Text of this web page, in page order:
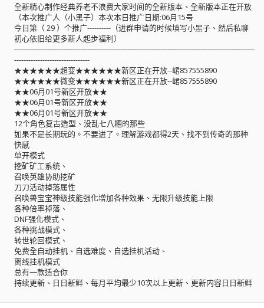
全新精心制作经典养老不浪费大家时间的全新版本、全新版本正在开放
（本次推广人（小黑子）本次本日推广日期:06月15号
今日第（ 29 ）个推广----------（进群申请的时候填写小黑子、然后私聊
初心依旧给更多新人起步福利）
------------------------------------------------------------------------------------------------------
--------------------------------
★★★★★★超变★★★★★★新区正在开放--峮857555890
★★★★★★微变★★★★★★新区正在开放--峮857555890
★★06月01号新区开放★★
★★06月01号新区开放★★
★★06月01号新区开放★★
12个角色复古造型、没乱七八糟的那些
如果不是长期玩的。不要进了。理解游戏都得2天、找不到传奇的那种
快感
单开模式
挖矿矿工系统、
召唤英雄协助挖矿
刀刀活动掉落属性
召唤兽宝宝神级技能强化增加各种效果、无限升级技能上限
各种倍率掉落、
DNF强化模式、
各种挑战模式、
转世轮回模式、
免费全自动挂机、自选难度、自选挂机活动、
离线挂机模式
总有一款适合你
持续更新、日日新鲜、每月平均最少10次以上更新、更新内容日日新鲜